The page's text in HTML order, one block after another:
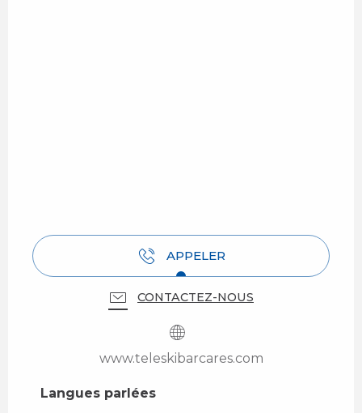
APPELER
CONTACTEZ-NOUS
www.teleskibarcares.com
Langues parlées
Langues parlées